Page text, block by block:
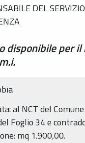
DEL
disponibile per
al NCT del
Foglio 34 e
mq 1.900,00.